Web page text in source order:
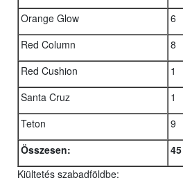
Orange Glow
6
Red Column
8
Red Cushion
1
Santa Cruz
1
Teton
9
Összesen:
45
Kiültetés szabadföldbe: